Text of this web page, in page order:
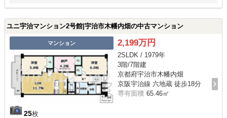
ユニ宇治マンション2号館|宇治市木幡内畑の中古マンション
マンション
25枚
2,199万円
2SLDK / 1979年
3階/7階建
京都府宇治市木幡内畑
京阪宇治線 六地蔵 徒歩18分
専有面積 65.46㎡